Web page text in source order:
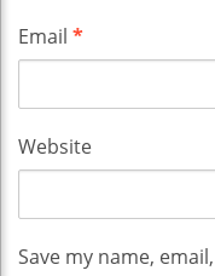
Email *
Website
Save my name,